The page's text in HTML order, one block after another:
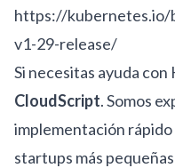
https://
v1-29-release/
Si necesitas ayuda
CloudScript. Somos
implementación rápido
startups más